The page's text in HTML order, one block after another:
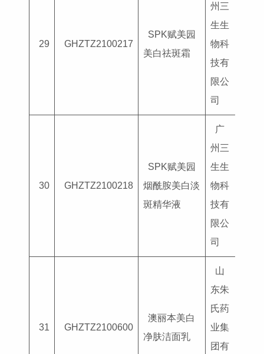
29 GHZTZ2100217
SPK赋美园
美白祛斑霜
州三
生生
物科
技有
限公
司
30 GHZTZ2100218
SPK赋美园
烟酰胺美白淡
斑精华液
广
州三
生生
物科
技有
限公
司
31 GHZTZ2100600
澳丽本美白
净肤洁面乳
山
东朱
氏药
业集
团有